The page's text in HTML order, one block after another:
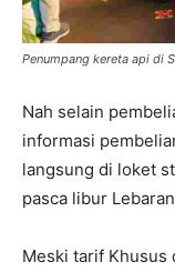
Penumpang kereta api di
Nah selain
informasi
langsung di loket
pasca libur
Meski tarif Khusus